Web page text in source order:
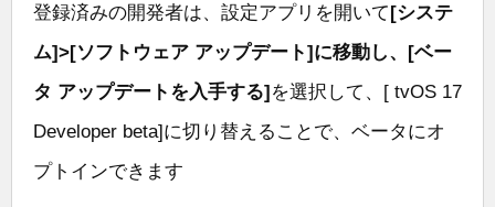
登録済みの開発者は、設定アプリを開いて[システ
ム]>[ソフトウェア アップデート]に移動し、[ベー
タ アップデートを入手する]を選択して、[ tvOS 17
Developer beta]に切り替えることで、ベータにオ
プトインできます